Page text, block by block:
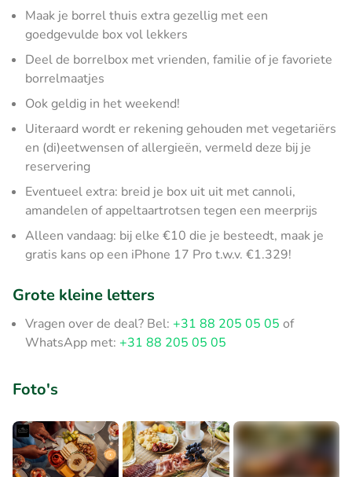
Maak je borrel thuis extra gezellig met een
goedgevulde box vol lekkers
Deel de borrelbox met vrienden, familie of je favoriete
borrelmaatjes
Ook geldig in het weekend!
Uiteraard wordt er rekening gehouden met vegetariërs
en (di)eetwensen of allergieën, vermeld deze bij je
reservering
Eventueel extra: breid je box uit uit met cannoli,
amandelen of appeltaartrotsen tegen een meerprijs
Alleen vandaag: bij elke €10 die je besteedt, maak je
gratis kans op een iPhone 17 Pro t.w.v. €1.329!
Grote kleine letters
Vragen over de deal? Bel: +31 88 205 05 05 of
WhatsApp met: +31 88 205 05 05
Foto's